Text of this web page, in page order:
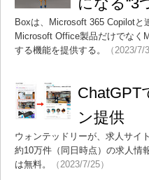
Boxは、Microsoft 365 Copilot
Microsoft Office製品だけでなく
する機能を提供する。
（2023/7/
ン提供
ウォンテッドリーが、求人サイ
約10万件（同日時点）の求人情
は無料。
（2023/7/25）